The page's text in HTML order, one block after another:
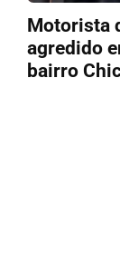
Motorista
agredido
bairro